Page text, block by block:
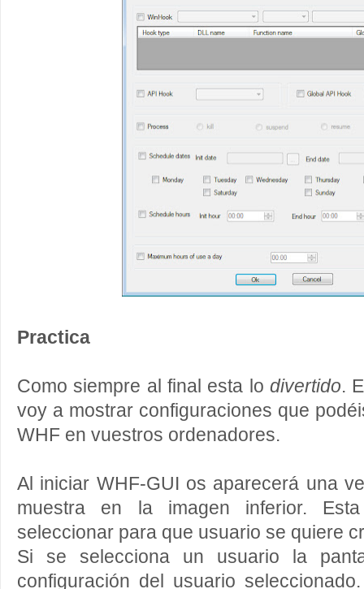
Practica
Como siempre al final esta lo divertido.
voy a mostrar configuraciones que
WHF en vuestros ordenadores.
Al iniciar WHF-GUI os aparecerá una
muestra en la imagen inferior.
seleccionar para que usuario se quiere
Si se selecciona un usuario la
configuración del usuario